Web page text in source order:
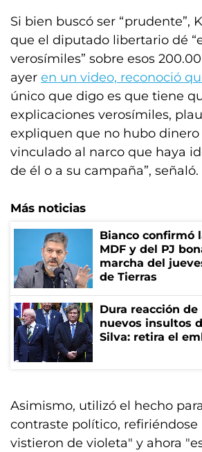
Si bien buscó ser “prudente”,
que el diputado libertario dé
verosímiles” sobre esos
ayer en un video, reconoció
único que digo es que tiene
explicaciones verosímiles,
expliquen que no hubo dinero
vinculado al narco que haya
de él o a su campaña”, señaló.
Más noticias
Bianco confirmó
MDF y del PJ
marcha del
de Tierras
Dura reacción
nuevos insultos
Silva: retira el
Asimismo, utilizó el hecho
contraste político, refiriéndose
vistieron de violeta" y ahora